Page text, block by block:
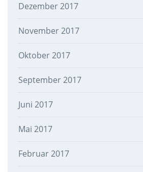
Dezember 2017
November 2017
Oktober 2017
September 2017
Juni 2017
Mai 2017
Februar 2017